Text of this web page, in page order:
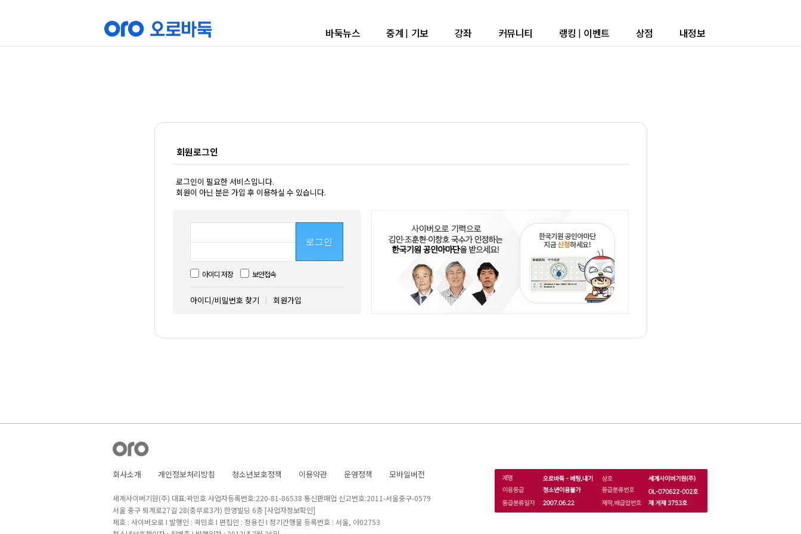
바둑뉴스 중계 | 기보 강좌 커뮤니티 랭킹 | 이벤트 상점 내정보
회원로그인
로그인이 필요한 서비스입니다.
회원이 아닌 분은 가입 후 이용하실 수 있습니다.
로그인
아이디 저장 보안접속
아이디/비밀번호 찾기 회원가입
회사소개 개인정보처리방침 청소년보호정책 이용약관 운영정책 모바일버전
세계사이버기원(주) 대표:곽민호 사업자등록번호:220-81-86538 통신판매업 신고번호:2011-서울중구-0579
서울 중구 퇴계로27길 28(충무로3가) 한영빌딩 6층 [사업자정보확인]
제호 : 사이버오로 I 발행인 : 곽민호 I 편집인 : 정용진 I 정기간행물 등록번호 : 서울, 아02753